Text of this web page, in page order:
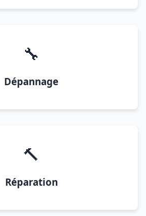
🔧
Dépannage
🔨
Réparation